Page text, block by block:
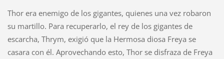
Thor era enemigo de los gigantes, quienes una vez robaron
su martillo. Para recuperarlo, el rey de los gigantes de
escarcha, Thrym, exigió que la Hermosa diosa Freya se
casara con él. Aprovechando esto, Thor se disfraza de Freya